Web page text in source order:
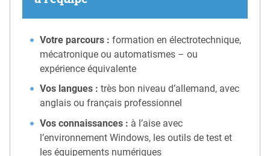
Votre parcours : formation en électrotechnique,
mécatronique ou automatismes – ou
expérience équivalente
Vos langues : très bon niveau d’allemand, avec
anglais ou français professionnel
Vos connaissances : à l’aise avec
l’environnement Windows, les outils de test et
les équipements numériques